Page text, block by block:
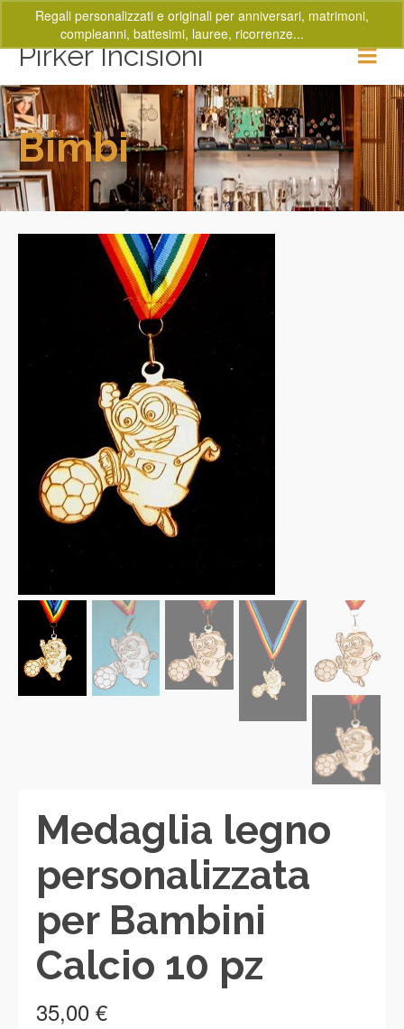
Regali personalizzati e originali per anniversari, matrimoni,
compleanni, battesimi, lauree, ricorrenze...
Pirker Incisioni
Bimbi
Medaglia legno
personalizzata
per Bambini
Calcio 10 pz
35,00 €